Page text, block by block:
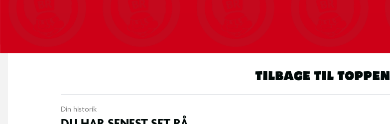
TILBAGE TIL TOPPEN
Din historik